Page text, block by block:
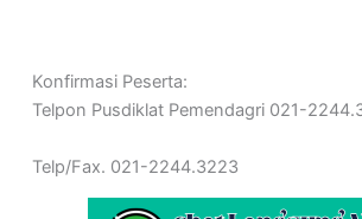
Konfirmasi Peserta:
Telpon Pusdiklat Pemendagri 021-
Telp/Fax. 021-2244.3223